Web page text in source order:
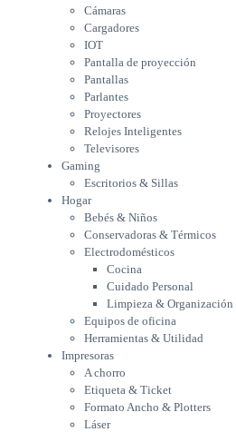
Televisores
Gaming
Escritorios & Sillas
Hogar
Bebés & Niños
Conservadoras & Térmicos
Electrodomésticos
Cocina
Cuidado Personal
Limpieza & Organización
Equipos de oficina
Herramientas & Utilidad
Impresoras
A chorro
Etiqueta & Ticket
Formato Ancho & Plotters
Láser
Matriciales
Multifuncional a Tinta
Multifuncional Láser
Tinta Continua
Informática
Accesorios Varios
Adaptadores & Cables
Cámaras
Cargadores
IOT
Pantalla de proyección
Pantallas
Parlantes
Proyectores
Relojes Inteligentes
Televisores
Gaming
Escritorios & Sillas
Hogar
Bebés & Niños
Conservadoras & Térmicos
Electrodomésticos
Cocina
Cuidado Personal
Limpieza & Organización
Equipos de oficina
Herramientas & Utilidad
Impresoras
A chorro
Etiqueta & Ticket
Formato Ancho & Plotters
Láser